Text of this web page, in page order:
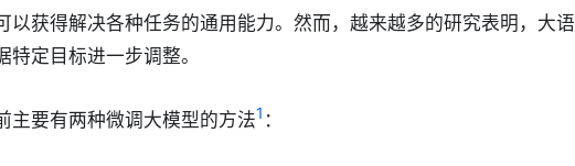
以获得解决各种任务的通用能力。然而，越来越多的研究表明，大语
定目标进一步调整。
主要有两种微调大模型的方法1 ：